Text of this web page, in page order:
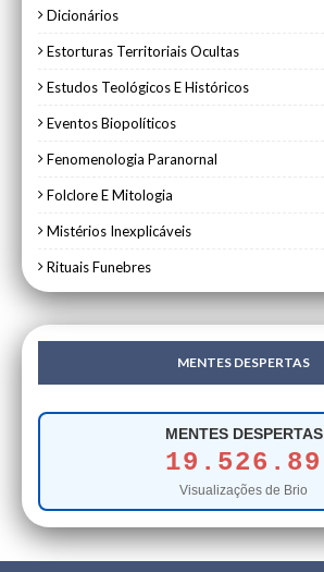
Dicionários
Estorturas Territoriais Ocultas
Estudos Teológicos E Históricos
Eventos Biopolíticos
Fenomenologia Paranornal
Folclore E Mitologia
Mistérios Inexplicáveis
Rituais Funebres
MENTES DESPERTAS
MENTES DESPERTAS
19.526.89
Visualizações de Brio